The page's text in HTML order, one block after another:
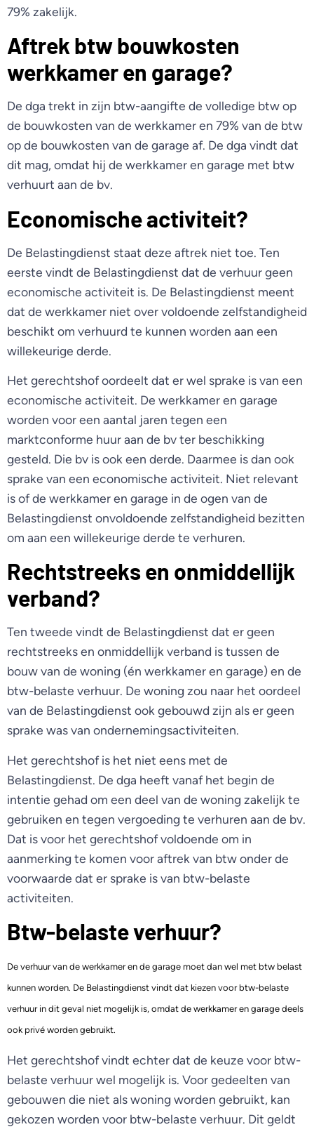
79% zakelijk.
Aftrek btw bouwkosten
werkkamer en garage?
De dga trekt in zijn btw-aangifte de volledige btw op
de bouwkosten van de werkkamer en 79% van de btw
op de bouwkosten van de garage af. De dga vindt dat
dit mag, omdat hij de werkkamer en garage met btw
verhuurt aan de bv.
Economische activiteit?
De Belastingdienst staat deze aftrek niet toe. Ten
eerste vindt de Belastingdienst dat de verhuur geen
economische activiteit is. De Belastingdienst meent
dat de werkkamer niet over voldoende zelfstandigheid
beschikt om verhuurd te kunnen worden aan een
willekeurige derde.
Het gerechtshof oordeelt dat er wel sprake is van een
economische activiteit. De werkkamer en garage
worden voor een aantal jaren tegen een
marktconforme huur aan de bv ter beschikking
gesteld. Die bv is ook een derde. Daarmee is dan ook
sprake van een economische activiteit. Niet relevant
is of de werkkamer en garage in de ogen van de
Belastingdienst onvoldoende zelfstandigheid bezitten
om aan een willekeurige derde te verhuren.
Rechtstreeks en onmiddellijk
verband?
Ten tweede vindt de Belastingdienst dat er geen
rechtstreeks en onmiddellijk verband is tussen de
bouw van de woning (én werkkamer en garage) en de
btw-belaste verhuur. De woning zou naar het oordeel
van de Belastingdienst ook gebouwd zijn als er geen
sprake was van ondernemingsactiviteiten.
Het gerechtshof is het niet eens met de
Belastingdienst. De dga heeft vanaf het begin de
intentie gehad om een deel van de woning zakelijk te
gebruiken en tegen vergoeding te verhuren aan de bv.
Dat is voor het gerechtshof voldoende om in
aanmerking te komen voor aftrek van btw onder de
voorwaarde dat er sprake is van btw-belaste
activiteiten.
Btw-belaste verhuur?
De verhuur van de werkkamer en de garage moet dan wel met btw belast
kunnen worden. De Belastingdienst vindt dat kiezen voor btw-belaste
verhuur in dit geval niet mogelijk is, omdat de werkkamer en garage deels
ook privé worden gebruikt.
Het gerechtshof vindt echter dat de keuze voor btw-
belaste verhuur wel mogelijk is. Voor gedeelten van
gebouwen die niet als woning worden gebruikt, kan
gekozen worden voor btw-belaste verhuur. Dit geldt